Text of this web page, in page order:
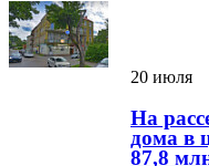
20 июля
На
дома в
87,8